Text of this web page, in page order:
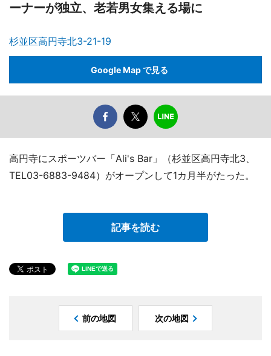
ーナーが独立、老若男女集える場に
杉並区高円寺北3-21-19
Google Map で見る
高円寺にスポーツバー「Ali's Bar」（杉並区高円寺北3、
TEL03-6883-9484）がオープンして1カ月半がたった。
記事を読む
前の地図 次の地図